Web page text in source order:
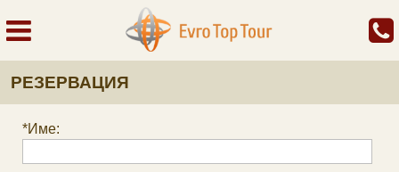
РЕЗЕРВАЦИЯ
*Име: